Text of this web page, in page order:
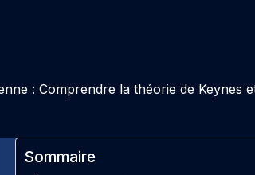
: Comprendre la théorie de Keynes
Sommaire